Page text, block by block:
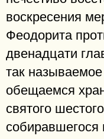
воскресения
Феодорита
двенадцати
так
обещаемся
святого